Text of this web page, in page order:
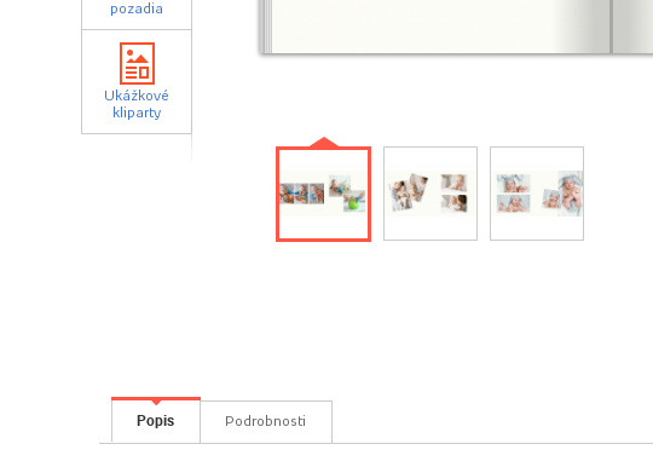
pozadia
Ukážkové
kliparty
Popis Podrobnosti